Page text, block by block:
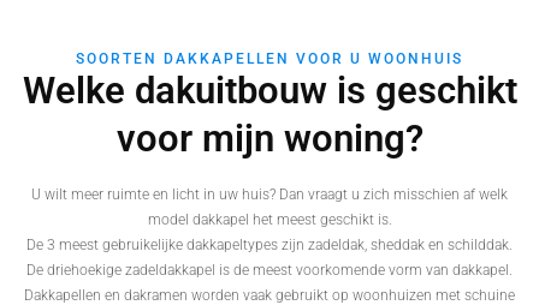
SOORTEN DAKKAPELLEN VOOR U WOONHUIS
Welke dakuitbouw is geschikt
voor mijn woning?
U wilt meer ruimte en licht in uw huis? Dan vraagt u zich misschien af welk
model dakkapel het meest geschikt is.
De 3 meest gebruikelijke dakkapeltypes zijn zadeldak, sheddak en schilddak.
De driehoekige zadeldakkapel is de meest voorkomende vorm van dakkapel.
Dakkapellen en dakramen worden vaak gebruikt op woonhuizen met schuine